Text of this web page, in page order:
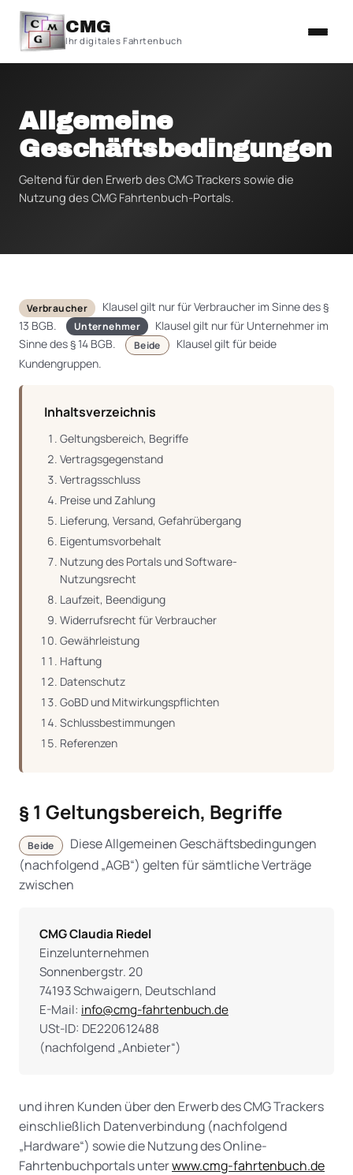
CMG
Ihr digitales Fahrtenbuch
Allgemeine
Geschäftsbedingungen
Geltend für den Erwerb des CMG Trackers sowie die
Nutzung des CMG Fahrtenbuch-Portals.
Verbraucher
Klausel gilt nur für Verbraucher im Sinne des §
13 BGB.
Unternehmer
Klausel gilt nur für Unternehmer im
Sinne des § 14 BGB.
Beide
Klausel gilt für beide
Kundengruppen.
Inhaltsverzeichnis
Geltungsbereich, Begriffe
Vertragsgegenstand
Vertragsschluss
Preise und Zahlung
Lieferung, Versand, Gefahrübergang
Eigentumsvorbehalt
Nutzung des Portals und Software-
Nutzungsrecht
Laufzeit, Beendigung
Widerrufsrecht für Verbraucher
Gewährleistung
Haftung
Datenschutz
GoBD und Mitwirkungspflichten
Schlussbestimmungen
Referenzen
§ 1 Geltungsbereich, Begriffe
Beide
Diese Allgemeinen Geschäftsbedingungen
(nachfolgend „AGB“) gelten für sämtliche Verträge
zwischen
CMG Claudia Riedel
Einzelunternehmen
Sonnenbergstr. 20
74193 Schwaigern, Deutschland
E-Mail: info@cmg-fahrtenbuch.de
USt-ID: DE220612488
(nachfolgend „Anbieter“)
und ihren Kunden über den Erwerb des CMG Trackers
einschließlich Datenverbindung (nachfolgend
„Hardware“) sowie die Nutzung des Online-
Fahrtenbuchportals unterwww.cmg-fahrtenbuch.de